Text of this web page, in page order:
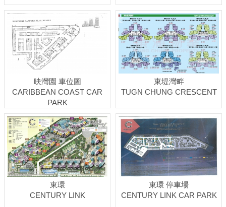
映灣園 車位圖
CARIBBEAN COAST CAR
PARK
東堤灣畔
TUGN CHUNG CRESCENT
東環
CENTURY LINK
東環 停車場
CENTURY LINK CAR PARK